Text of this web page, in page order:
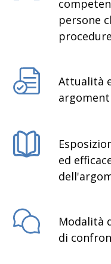
persone
procedure
Attualità
ed
Modalità
di